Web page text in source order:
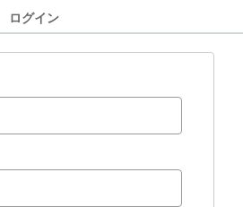
ログイン